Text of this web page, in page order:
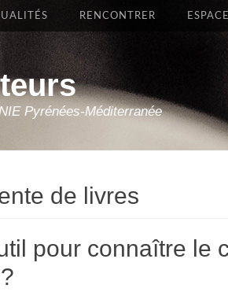
Pyrénées-Méditerranée
RENCONTRER
de livres
pour connaître le